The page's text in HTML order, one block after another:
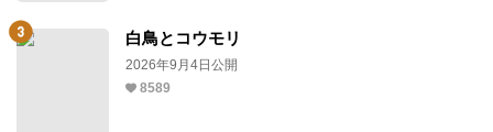
白鳥とコウモリ
2026年9月4日公開
8589